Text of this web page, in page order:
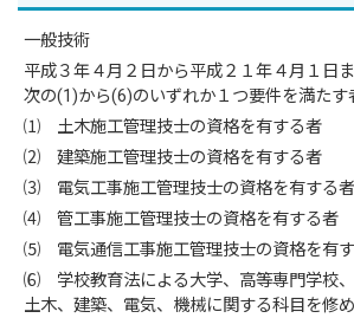
一般技術
平成３年４月２日から平成２１年４月１日
次の(1)から(6)のいずれか１つ要件を満たす
⑴ 土木施工管理技士の資格を有する者
⑵ 建築施工管理技士の資格を有する者
⑶ 電気工事施工管理技士の資格を有する者
⑷ 管工事施工管理技士の資格を有する者
⑸ 電気通信工事施工管理技士の資格を有
⑹ 学校教育法による大学、高等専門学校、
土木、建築、電気、機械に関する科目を修